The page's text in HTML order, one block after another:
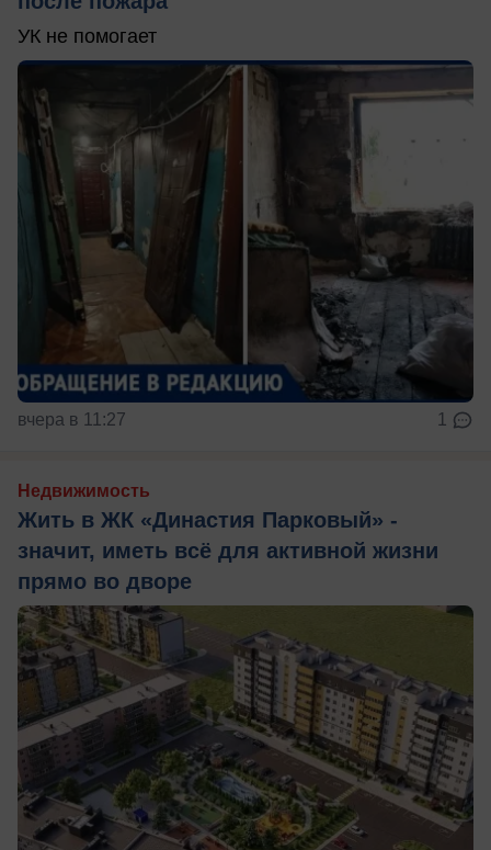
УК не помогает
вчера в 11:27 1
Недвижимость
Жить в ЖК «Династия Парковый» -
значит, иметь всё для активной жизни
прямо во дворе